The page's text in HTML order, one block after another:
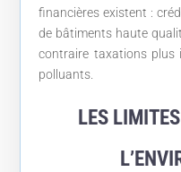
financières existent :
de bâtiments haute
contraire taxations plus
polluants.
LES